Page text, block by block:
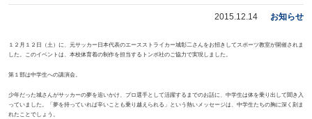
2015.12.14 お知らせ
１２月１２日（土）に、元サッカー日本代表のエースストライカー城彰二さんをお招きしてスポーツ教室が開催されま
した。このイベントは、本校体育着の制作を担当するトンボ社のご協力で実現しました。
第１部は中学生への講演会。
少年だった城さんがサッカーの夢を追いかけ、プロ選手として活躍するまでのお話に、中学生は体を乗り出して聞き入
っていました。「夢を持っていれば辛いことも乗り越えられる」という熱いメッセージは、中学生たちの胸に深く刻ま
れたことでしょう。